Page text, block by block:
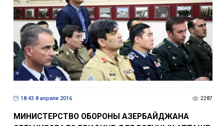
18:43 8 апреля 2016 2287
МИНИСТЕРСТВО ОБОРОНЫ АЗЕРБАЙДЖАНА